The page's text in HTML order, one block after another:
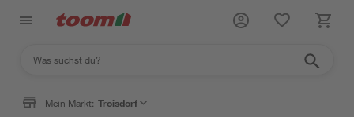
Mein Markt: Troisdorf